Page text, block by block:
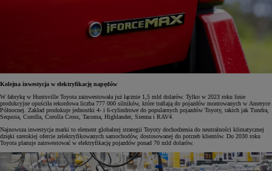
Kolejna inwestycja w elektryfikację napędów
W fabrykę w Huntsville Toyota zainwestowała już łącznie 1,5 mld dolarów. Tylko w 2023 roku linie
produkcyjne opuściła rekordowa liczba 777 000 silników, które trafiają do pojazdów montowanych w Ameryce
Północnej. Zakład produkuje jednostki 4- i 6-cylindrowe do popularnych pojazdów Toyoty, takich jak Tundra,
Sequoia, Corolla, Corolla Cross, Tacoma, Highlander, Sienna i RAV4.
Najnowsza inwestycja marki to element globalnej strategii Toyoty dochodzenia do neutralności klimatycznej
dzięki szerokiej ofercie zelektryfikowanych samochodów, dostosowanej do potrzeb klientów. Do 2030 roku
Toyota planuje zainwestować w elektryfikację pojazdów ponad 70 mld dolarów.